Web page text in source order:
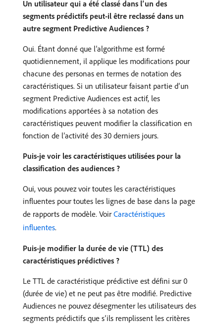
Un utilisateur qui a été classé dans l’un des
segments prédictifs peut-il être reclassé dans un
autre segment Predictive Audiences ?
Oui. Étant donné que l’algorithme est formé
quotidiennement, il applique les modifications pour
chacune des personas en termes de notation des
caractéristiques. Si un utilisateur faisant partie d’un
segment Predictive Audiences est actif, les
modifications apportées à sa notation des
caractéristiques peuvent modifier la classification en
fonction de l’activité des 30 derniers jours.
Puis-je voir les caractéristiques utilisées pour la
classification des audiences ?
Oui, vous pouvez voir toutes les caractéristiques
influentes pour toutes les lignes de base dans la page
de rapports de modèle. Voir Caractéristiques
influentes.
Puis-je modifier la durée de vie (TTL) des
caractéristiques prédictives ?
Le TTL de caractéristique prédictive est défini sur 0
(durée de vie) et ne peut pas être modifié. Predictive
Audiences ne pouvez désegmenter les utilisateurs des
segments prédictifs que s’ils remplissent les critères